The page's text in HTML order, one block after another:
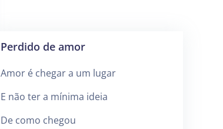
Perdido de amor
Amor é chegar a um lugar
E não ter a mínima ideia
De como chegou